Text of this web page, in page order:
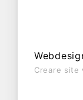
Creare site